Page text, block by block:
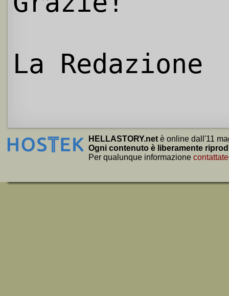
La Redazione
HELLASTORY.net è online dall'11
Ogni contenuto è liberamente
Per qualunque informazione